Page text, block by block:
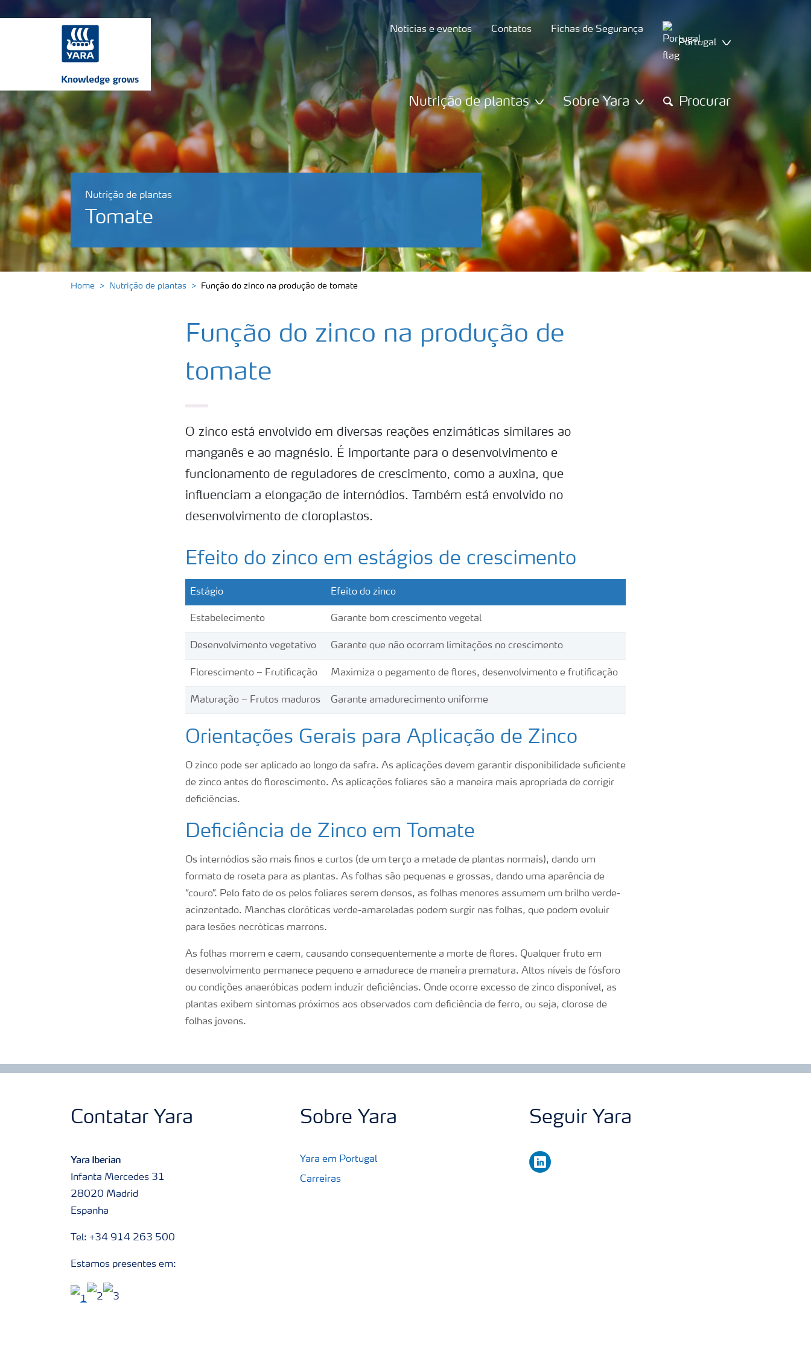
Noticias e eventos Contatos
Fichas de Segurança
Portugal
Nutrição de plantas Sobre Yara Procurar
Nutrição de plantas
Tomate
Home Nutrição de plantas Função do zinco na produção de tomate
Função do zinco na produção de
tomate
O zinco está envolvido em diversas reações enzimáticas similares ao
manganês e ao magnésio. É importante para o desenvolvimento e
funcionamento de reguladores de crescimento, como a auxina, que
influenciam a elongação de internódios. Também está envolvido no
desenvolvimento de cloroplastos.
Efeito do zinco em estágios de crescimento
Estágio Efeito do zinco
Estabelecimento Garante bom crescimento vegetal
Desenvolvimento vegetativo Garante que não ocorram limitações no crescimento
Florescimento – Frutificação Maximiza o pegamento de flores, desenvolvimento e frutificação
Maturação – Frutos maduros Garante amadurecimento uniforme
Orientações Gerais para Aplicação de Zinco
O zinco pode ser aplicado ao longo da safra. As aplicações devem garantir disponibilidade suficiente
de zinco antes do florescimento. As aplicações foliares são a maneira mais apropriada de corrigir
deficiências.
Deficiência de Zinco em Tomate
Os internódios são mais finos e curtos (de um terço a metade de plantas normais), dando um
formato de roseta para as plantas. As folhas são pequenas e grossas, dando uma aparência de
“couro”. Pelo fato de os pelos foliares serem densos, as folhas menores assumem um brilho verde-
acinzentado. Manchas cloróticas verde-amareladas podem surgir nas folhas, que podem evoluir
para lesões necróticas marrons.
As folhas morrem e caem, causando consequentemente a morte de flores. Qualquer fruto em
desenvolvimento permanece pequeno e amadurece de maneira prematura. Altos níveis de fósforo
ou condições anaeróbicas podem induzir deficiências. Onde ocorre excesso de zinco disponível, as
plantas exibem sintomas próximos aos observados com deficiência de ferro, ou seja, clorose de
folhas jovens.
Contatar Yara
Yara Iberian
Infanta Mercedes 31
28020 Madrid
Espanha
Tel: +34 914 263 500
Estamos presentes em:
Sobre Yara
Yara em Portugal
Carreiras
Seguir Yara
linkedin